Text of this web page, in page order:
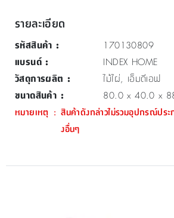
รายละเอียด
รหัสสินค้า :
170130809
แบรนด์:
INDEX HOME
วัสดุการผลิต :
ไม้ไผ่, เอ็มดีเอฟ
ขนาดสินค้า : 80.0 x 40.0 x
หมายเหตุ : สินค้าดังกล่าวไม่รวมอุปกรณ์ปร
งอื่นๆ